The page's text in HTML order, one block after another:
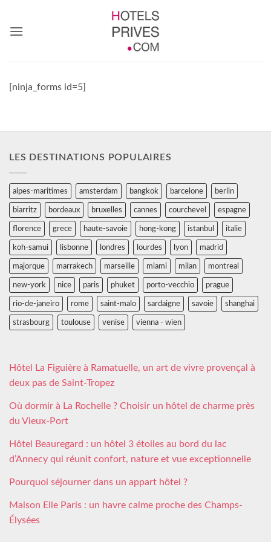
contenu
[ninja_forms id=5]
LES DESTINATIONS POPULAIRES
alpes-maritimes amsterdam bangkok barcelone berlin
biarritz bordeaux bruxelles cannes courchevel espagne
florence grece haute-savoie hong-kong istanbul italie
koh-samui lisbonne londres lourdes lyon madrid
majorque marrakech marseille miami milan montreal
new-york nice paris phuket porto-vecchio prague
rio-de-janeiro rome saint-malo sardaigne savoie shanghai
strasbourg toulouse venise vienna - wien
Hôtel La Figuière à Ramatuelle, un art de vivre provençal à
deux pas de Saint-Tropez
Où dormir à La Rochelle ? Choisir un hôtel de charme près
du Vieux-Port
Hôtel Beauregard : un hôtel 3 étoiles au bord du lac
d’Annecy qui réunit confort, nature et vue exceptionnelle
Pourquoi séjourner dans un appart hôtel ?
Maison Elle Paris : un havre calme proche des Champs-
Élysées